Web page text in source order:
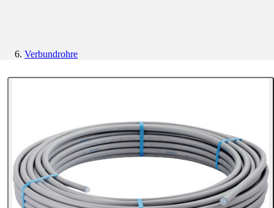
Verbundrohre